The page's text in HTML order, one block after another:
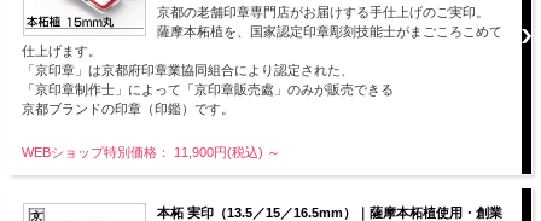
京都の老舗印章専門店がお届けする手仕上げのご実印。
薩摩本柘植を、国家認定印章彫刻技能士がまごころこめて
仕上げます。
「京印章」は京都府印章業協同組合により認定された、
「京印章制作士」によって「京印章販売處」のみが販売できる
京都ブランドの印章（印鑑）です。
WEBショップ特別価格： 11,900円(税込) ～
本柘 実印（13.5／15／16.5mm）｜薩摩本柘植使用・創業